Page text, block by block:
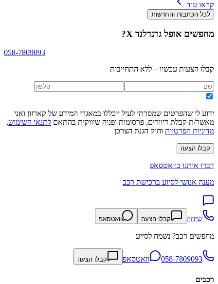
קראו עוד
לכל הכתבות והחדשות
מחפשים אופל גרנדלנד X ?
058-7809093
קבלו הצעות עכשיו – ללא התחייבות
ידוע לי שהפרטים שמסרתי לעיל ייכללו במאגרי המידע של קארזון ואני
מאשר/ת קבלת דיוורים, פרסומות ופניה שיווקית בהתאם לתנאי השימוש,
מדיניות הפרטיות וחוק הגנת הצרכן
קבלו הצעה
דברו איתנו בוואטסאפ
מענה אנושי לסיוע ברכישת רכב
שיחה קבלו הצעה וואטסאפ
מחפשים רכב? נשמח לסייע
058-7809093 וואטסאפ קבלו הצעה
רכבים